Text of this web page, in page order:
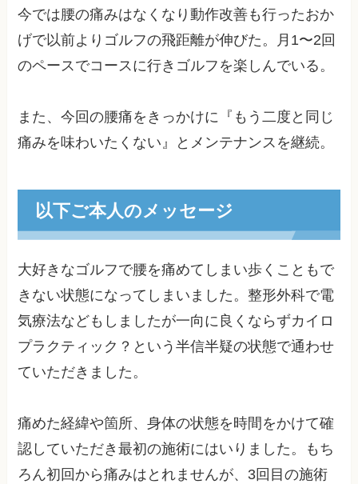
今では腰の痛みはなくなり動作改善も行ったおか
げで以前よりゴルフの飛距離が伸びた。月1〜2回
のペースでコースに行きゴルフを楽しんでいる。
また、今回の腰痛をきっかけに『もう二度と同じ
痛みを味わいたくない』とメンテナンスを継続。
以下ご本人のメッセージ
大好きなゴルフで腰を痛めてしまい歩くこともで
きない状態になってしまいました。整形外科で電
気療法などもしましたが一向に良くならずカイロ
プラクティック？という半信半疑の状態で通わせ
ていただきました。
痛めた経緯や箇所、身体の状態を時間をかけて確
認していただき最初の施術にはいりました。もち
ろん初回から痛みはとれませんが、3回目の施術